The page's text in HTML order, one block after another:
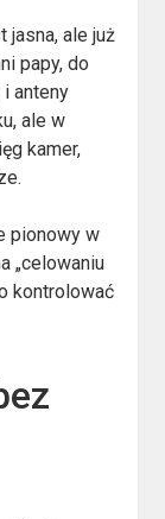
jasna, ale już
papy, do
anteny
ale w
kamer,
pionowy w
„celowaniu
kontrolować